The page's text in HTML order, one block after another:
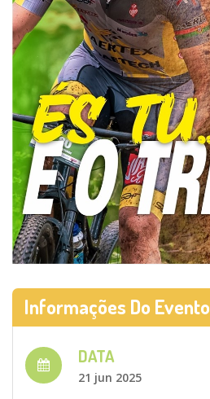
Informações Do Evento
DATA
21 jun 2025